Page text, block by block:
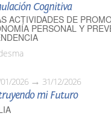
Cognitiva
ACTIVIDADES DE
PERSONAL Y
2026 31/12/2026
mi Futuro